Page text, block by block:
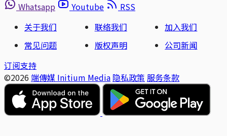
Whatsapp
Youtube
RSS
关于我们
联络我们
加入我们
常见问题
版权声明
公司新闻
订阅支持
©2026 端傳媒 Initium Media 隐私政策 服务条款